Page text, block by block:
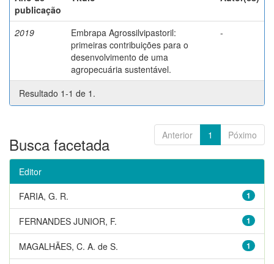
publicação
2019
Embrapa Agrossilvipastoril:
primeiras contribuições para o
desenvolvimento de uma
agropecuária sustentável.
-
Resultado 1-1 de 1.
Anterior 1 Póximo
Busca facetada
Editor
1
FARIA, G. R.
1
FERNANDES JUNIOR, F.
1
MAGALHÃES, C. A. de S.